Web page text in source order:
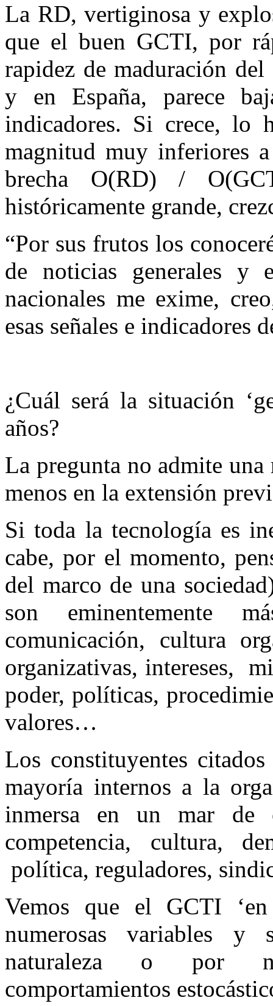
La RD, vertiginosa y
que el buen GCTI, por
rapidez de maduración
y en España, parece
indicadores. Si crece, lo
magnitud muy inferiores
brecha O(RD) /
históricamente grande,
“Por sus frutos los
de noticias generales y
nacionales me exime,
esas señales e indicadores
¿Cuál será la situación
años?
La pregunta no admite una
menos en la extensión
Si toda la tecnología es
cabe, por el momento,
del marco de una
son eminentemente
comunicación, cultura
organizativas, intereses,
poder, políticas,
valores…
Los constituyentes
mayoría internos a la
inmersa en un mar de
competencia, cultura,
política, reguladores,
Vemos que el GCTI
numerosas variables
naturaleza o por
comportamientos